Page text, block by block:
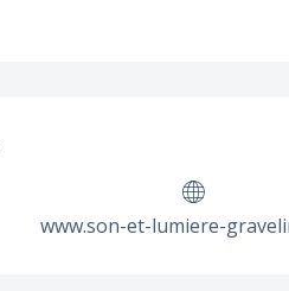
www.son-et-lumiere-